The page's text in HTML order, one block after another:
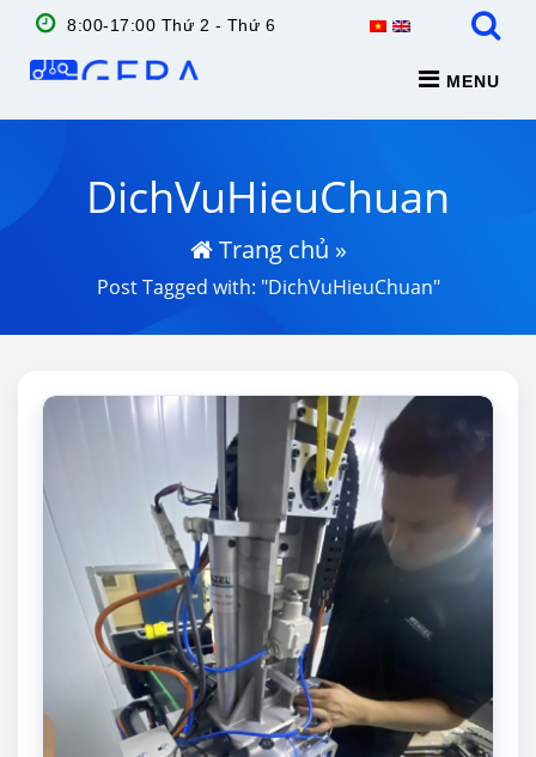
8:00-17:00 Thứ 2 - Thứ 6
MENU
DichVuHieuChuan
Trang chủ »
Post Tagged with: "DichVuHieuChuan"